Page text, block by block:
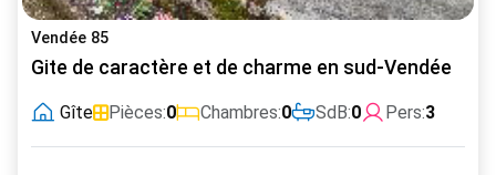
Vendée 85
Gite de caractère et de charme en sud-Vendée
Gîte Pièces:0 Chambres:0 SdB:0 Pers:3